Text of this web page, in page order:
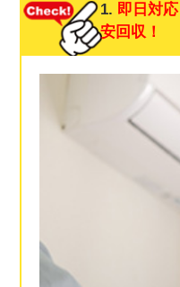
1. 即日対応
安回収！